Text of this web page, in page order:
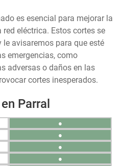
es esencial para mejorar la
eléctrica. Estos cortes se
avisaremos para que esté
emergencias, como
adversas o daños en las
cortes inesperados.
Parral
●
●
●
●